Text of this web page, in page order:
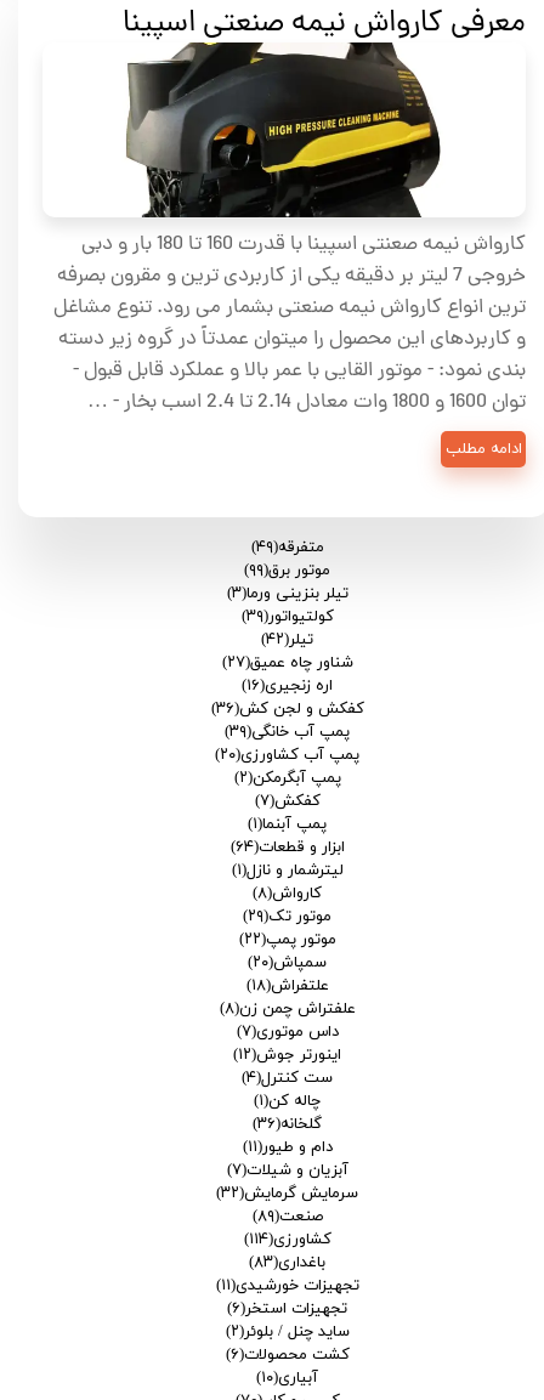
معرفی کارواش نیمه صنعتی اسپینا
کارواش نیمه صعنتی اسپینا با قدرت 160 تا 180 بار و دبی
خروجی 7 لیتر بر دقیقه یکی از کاربردی ترین و مقرون بصرفه
ترین انواع کارواش نیمه صنعتی بشمار می رود. تنوع مشاغل
و کاربردهای این محصول را میتوان عمدتاً در گروه زیر دسته
بندی نمود: - موتور القایی با عمر بالا و عملکرد قابل قبول -
توان 1600 و 1800 وات معادل 2.14 تا 2.4 اسب بخار - …
ادامه مطلب
متفرقه(۴۹)
موتور برق(۹۹)
تیلر بنزینی ورما(۳)
کولتیواتور(۳۹)
تیلر(۴۲)
شناور چاه عمیق(۲۷)
اره زنجیری(۱۶)
کفکش و لجن کش(۳۶)
پمپ آب خانگی(۳۹)
پمپ آب کشاورزی(۲۰)
پمپ آبگرمکن(۲)
کفکش(۷)
پمپ آبنما(۱)
ابزار و قطعات(۶۴)
لیترشمار و نازل(۱)
کارواش(۸)
موتور تک(۲۹)
موتور پمپ(۲۲)
سمپاش(۲۰)
علتفراش(۱۸)
علفتراش چمن زن(۸)
داس موتوری(۷)
اینورتر جوش(۱۲)
ست کنترل(۴)
چاله کن(۱)
گلخانه(۳۶)
دام و طیور(۱۱)
آبزیان و شیلات(۷)
سرمایش گرمایش(۳۲)
صنعت(۸۹)
کشاورزی(۱۱۴)
باغداری(۸۳)
تجهیزات خورشیدی(۱۱)
تجهیزات استخر(۶)
ساید چنل / بلوئر(۲)
کشت محصولات(۶)
آبیاری(۱۰)